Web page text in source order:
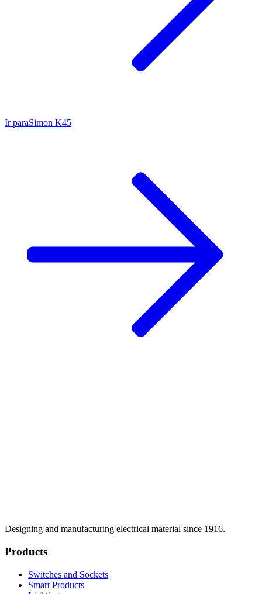
Ir paraSimon K45
Designing and manufacturing electrical material since 1916.
Products
Switches and Sockets
Smart Products